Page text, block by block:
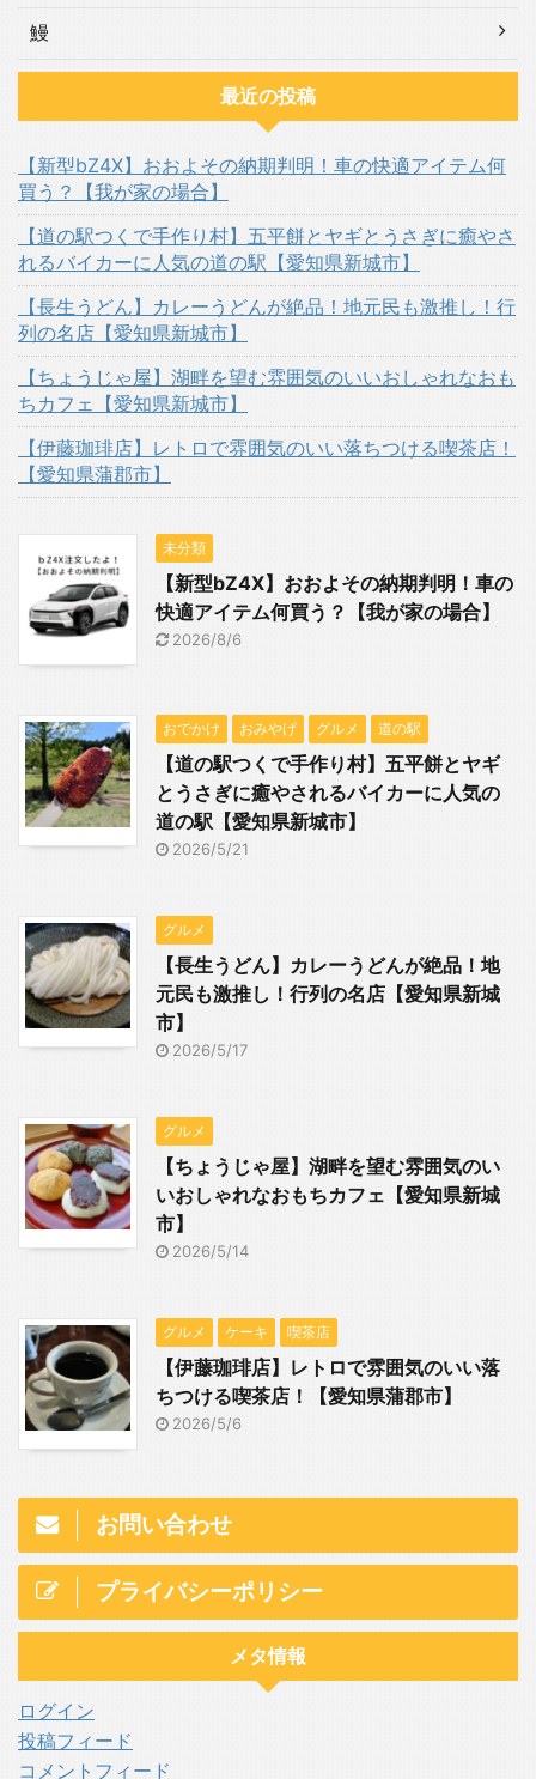
鰻
最近の投稿
【新型bZ4X】おおよその納期判明！車の快適アイテム何
買う？【我が家の場合】
【道の駅つくで手作り村】五平餅とヤギとうさぎに癒やさ
れるバイカーに人気の道の駅【愛知県新城市】
【長生うどん】カレーうどんが絶品！地元民も激推し！行
列の名店【愛知県新城市】
【ちょうじゃ屋】湖畔を望む雰囲気のいいおしゃれなおも
ちカフェ【愛知県新城市】
【伊藤珈琲店】レトロで雰囲気のいい落ちつける喫茶店！
【愛知県蒲郡市】
未分類
【新型bZ4X】おおよその納期判明！車の
快適アイテム何買う？【我が家の場合】
2026/8/6
おでかけ おみやげ グルメ 道の駅
【道の駅つくで手作り村】五平餅とヤギ
とうさぎに癒やされるバイカーに人気の
道の駅【愛知県新城市】
2026/5/21
グルメ
【長生うどん】カレーうどんが絶品！地
元民も激推し！行列の名店【愛知県新城
市】
2026/5/17
グルメ
【ちょうじゃ屋】湖畔を望む雰囲気のい
いおしゃれなおもちカフェ【愛知県新城
市】
2026/5/14
グルメ ケーキ 喫茶店
【伊藤珈琲店】レトロで雰囲気のいい落
ちつける喫茶店！【愛知県蒲郡市】
2026/5/6
お問い合わせ
プライバシーポリシー
メタ情報
ログイン
投稿フィード
コメントフィード